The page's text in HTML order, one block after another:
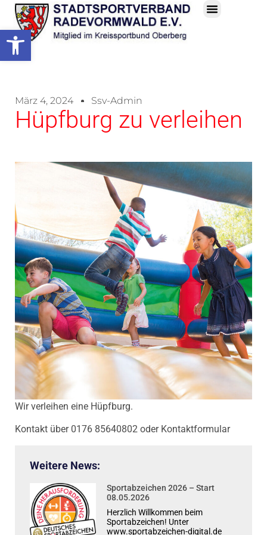
Werkzeugleiste öffnen
März 4, 2024 Ssv-Admin
Hüpfburg zu verleihen
Wir verleihen eine Hüpfburg.
Kontakt über 0176 85640802 oder Kontaktformular
Weitere News:
Sportabzeichen 2026 – Start
08.05.2026
Herzlich Willkommen beim
Sportabzeichen! Unter
www.sportabzeichen-digital.de